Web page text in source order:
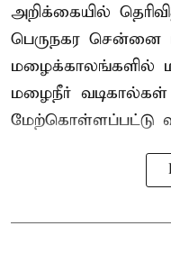
அறிக்கையில்
பெருநகர சென்னை
மழைக்காலங்களில்
மழைநீர்
மேற்கொள்ளப்பட்டு